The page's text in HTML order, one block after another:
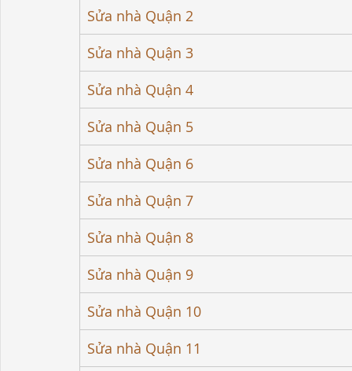
Sửa nhà Quận 2
Sửa nhà Quận 3
Sửa nhà Quận 4
Sửa nhà Quận 5
Sửa nhà Quận 6
Sửa nhà Quận 7
Sửa nhà Quận 8
Sửa nhà Quận 9
Sửa nhà Quận 10
Sửa nhà Quận 11